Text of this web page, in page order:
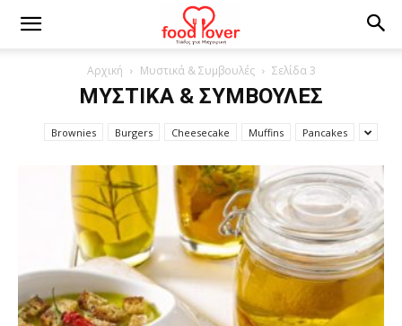
Αρχική Μυστικά & Συμβουλές Σελίδα 3
ΜΥΣΤΙΚΆ & ΣΥΜΒΟΥΛΈΣ
Brownies Burgers Cheesecake Muffins Pancakes